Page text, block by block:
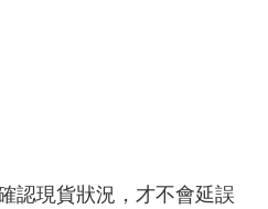
認現貨狀況，才不會延誤